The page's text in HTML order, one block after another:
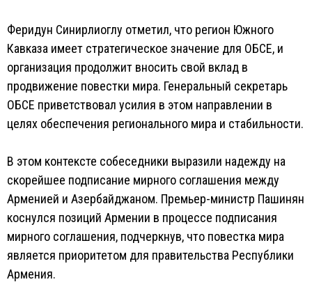
Феридун Синирлиоглу отметил, что регион Южного
Кавказа имеет стратегическое значение для ОБСЕ, и
организация продолжит вносить свой вклад в
продвижение повестки мира. Генеральный секретарь
ОБСЕ приветствовал усилия в этом направлении в
целях обеспечения регионального мира и стабильности.
В этом контексте собеседники выразили надежду на
скорейшее подписание мирного соглашения между
Арменией и Азербайджаном. Премьер-министр Пашинян
коснулся позиций Армении в процессе подписания
мирного соглашения, подчеркнув, что повестка мира
является приоритетом для правительства Республики
Армения.